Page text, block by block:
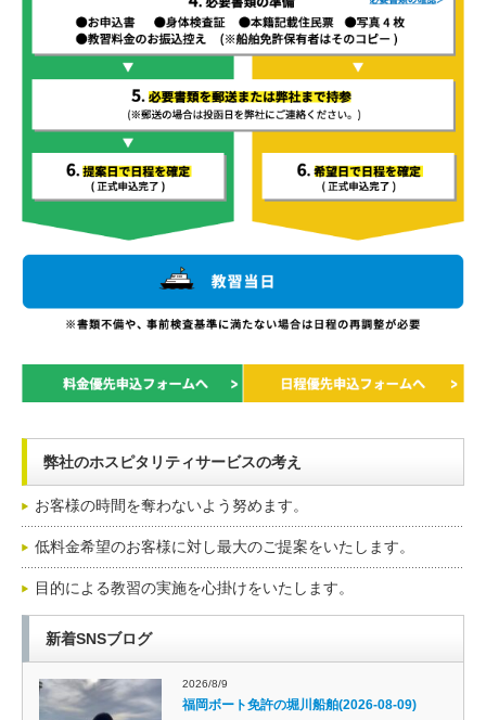
弊社のホスピタリティサービスの考え
お客様の時間を奪わないよう努めます。
低料金希望のお客様に対し最大のご提案をいたします。
目的による教習の実施を心掛けをいたします。
新着SNSブログ
2026/8/9
福岡ボート免許の堀川船舶(2026-08-09)